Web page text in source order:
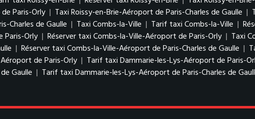
Paris-Orly | Taxi Roissy-en-Brie-Aéroport de Paris-Charles de Gaulle |
Charles de Gaulle | Taxi Combs-la-Ville | Tarif taxi Combs-la-Ville |
Paris-Orly | Réserver taxi Combs-la-Ville-Aéroport de Paris-Orly | Taxi
| Réserver taxi Combs-la-Ville-Aéroport de Paris-Charles de Gaulle |
de Paris-Orly | Tarif taxi Dammarie-les-Lys-Aéroport de Paris-
Gaulle | Tarif taxi Dammarie-les-Lys-Aéroport de Paris-Charles de